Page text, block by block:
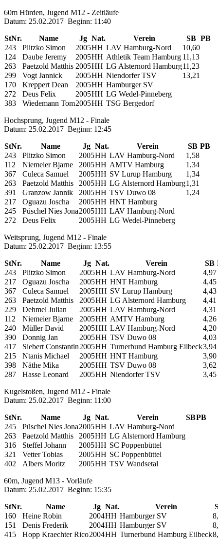
60m Hürden, Jugend M12 - Zeitläufe
Datum: 25.02.2017 Beginn: 11:40
StNr. Name Jg Nat. Verein SB PB
243
Plitzko Simon 2005HH LAV Hamburg-Nord
10,60
124
Daube Jeremy 2005HH Athletik Team Hamburg 11,13
263
Paetzold Matthis 2005HH LG Alsternord Hamburg11,23
299
Vogt Jannick 2005HH Niendorfer TSV
13,21
170
Kreppert Dean 2005HH Hamburger SV
272
Deus Felix 2005HH LG Wedel-Pinneberg
383
Wiedemann Tom2005HH TSG Bergedorf
Hochsprung, Jugend M12 - Finale
Datum: 25.02.2017 Beginn: 12:45
StNr. Name Jg Nat. Verein SB PB
243
Plitzko Simon 2005HH LAV Hamburg-Nord
1,58
112
Niemeier Bjarne 2005HH AMTV Hamburg
1,34
367
Culeca Samuel 2005HH SV Lurup Hamburg
1,34
263
Paetzold Matthis 2005HH LG Alsternord Hamburg1,31
391
Granzow Jannik 2005HH TSV Duwo 08
1,24
217
Oguazu Joscha 2005HH HNT Hamburg
245
Püschel Nies Jona2005HH LAV Hamburg-Nord
272
Deus Felix 2005HH LG Wedel-Pinneberg
Weitsprung, Jugend M12 - Finale
Datum: 25.02.2017 Beginn: 13:55
StNr. Name Jg Nat. Verein SB
243
Plitzko Simon 2005HH LAV Hamburg-Nord
4,97
217
Oguazu Joscha 2005HH HNT Hamburg
4,45
367
Culeca Samuel 2005HH SV Lurup Hamburg
4,43
263
Paetzold Matthis 2005HH LG Alsternord Hamburg
4,41
229
Dehmel Julian 2005HH LAV Hamburg-Nord
4,31
112
Niemeier Bjarne 2005HH AMTV Hamburg
4,26
240
Müller David 2005HH LAV Hamburg-Nord
4,20
390
Donnig Jan 2005HH TSV Duwo 08
4,03
417
Siebert Constantin2005HH Turnerbund Hamburg Eilbeck3,94
215
Ntanis Michael 2005HH HNT Hamburg
3,90
398
Näthe Mika 2005HH TSV Duwo 08
3,62
287
Hasse Leonard 2005HH Niendorfer TSV 3,45
Kugelstoßen, Jugend M12 - Finale
Datum: 25.02.2017 Beginn: 11:00
StNr. Name Jg Nat. Verein SBPB
245
Püschel Nies Jona2005HH LAV Hamburg-Nord
263
Paetzold Matthis 2005HH LG Alsternord Hamburg
316
Steffel Johann 2005HH SC Poppenbüttel
321
Vetter Tobias 2005HH SC Poppenbüttel
402
Albers Moritz 2005HH TSV Wandsetal
60m, Jugend M13 - Vorläufe
Datum: 25.02.2017 Beginn: 15:35
StNr. Name Jg Nat. Verein
160
Heine Robin 2004HH Hamburger SV
151
Denis Frederik 2004HH Hamburger SV
415
Hopp Kraechter Rico2004HH Turnerbund Hamburg Eilbeck